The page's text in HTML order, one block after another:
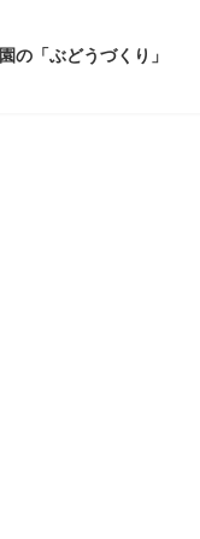
の「ぶどうづくり」